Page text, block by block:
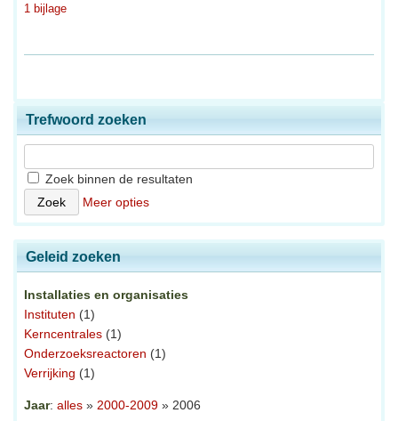
1 bijlage
Trefwoord zoeken
Zoek binnen de resultaten
Meer opties
Geleid zoeken
Installaties en organisaties
Instituten (1)
Kerncentrales (1)
Onderzoeksreactoren (1)
Verrijking (1)
Jaar: alles » 2000-2009 » 2006